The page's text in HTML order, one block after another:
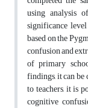
using analysis
significance
based on the
confusion and
of primary
findings, it can
to teachers, it is
cognitive